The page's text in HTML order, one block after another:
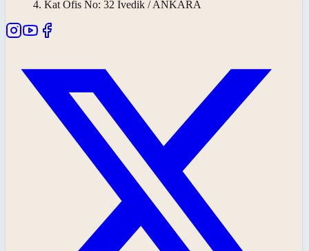
4. Kat Ofis No: 32 İvedik / ANKARA